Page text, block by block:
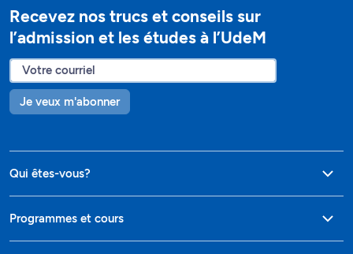
Recevez nos trucs et conseils sur
l’admission et les études à l’UdeM
Je veux m'abonner
Qui êtes-vous?
Programmes et cours